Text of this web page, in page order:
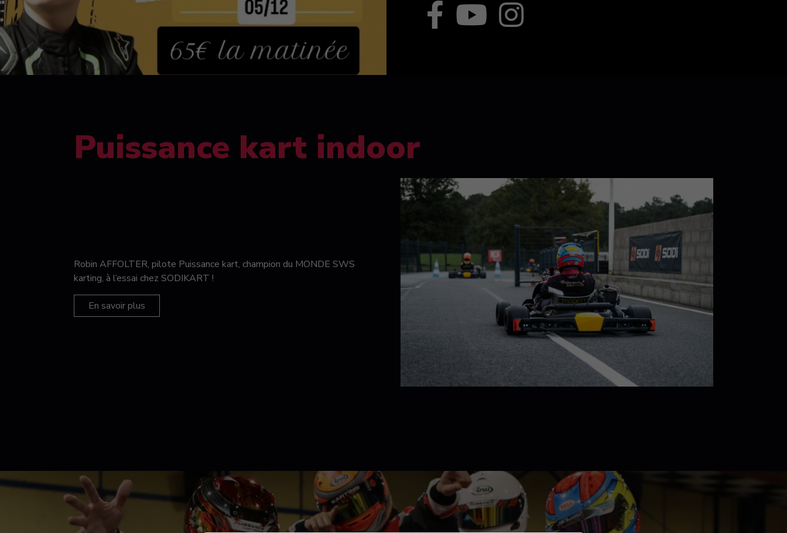
Puissance kart indoor
Robin AFFOLTER, pilote Puissance kart, champion du MONDE SWS
karting, à l’essai chez SODIKART !
En savoir plus